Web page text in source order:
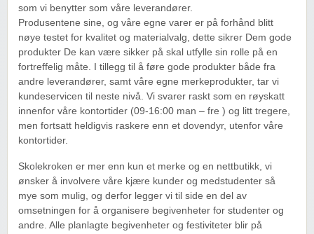
som vi benytter som våre leverandører.
Produsentene sine, og våre egne varer er på forhånd blitt
nøye testet for kvalitet og materialvalg, dette sikrer Dem gode
produkter De kan være sikker på skal utfylle sin rolle på en
fortreffelig måte. I tillegg til å føre gode produkter både fra
andre leverandører, samt våre egne merkeprodukter, tar vi
kundeservicen til neste nivå. Vi svarer raskt som en røyskatt
innenfor våre kontortider (09-16:00 man – fre ) og litt tregere,
men fortsatt heldigvis raskere enn et dovendyr, utenfor våre
kontortider.
Skolekroken er mer enn kun et merke og en nettbutikk, vi
ønsker å involvere våre kjære kunder og medstudenter så
mye som mulig, og derfor legger vi til side en del av
omsetningen for å organisere begivenheter for studenter og
andre. Alle planlagte begivenheter og festiviteter blir på